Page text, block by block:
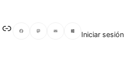
Enlace
Iniciar sesión